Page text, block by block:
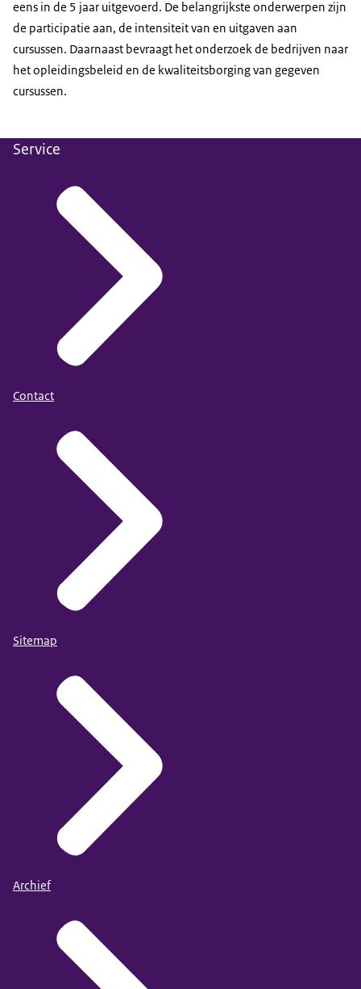
eens in de 5 jaar uitgevoerd. De belangrijkste onderwerpen zijn
de participatie aan, de intensiteit van en uitgaven aan
cursussen. Daarnaast bevraagt het onderzoek de bedrijven naar
het opleidingsbeleid en de kwaliteitsborging van gegeven
cursussen.
Service
Contact
Sitemap
Archief